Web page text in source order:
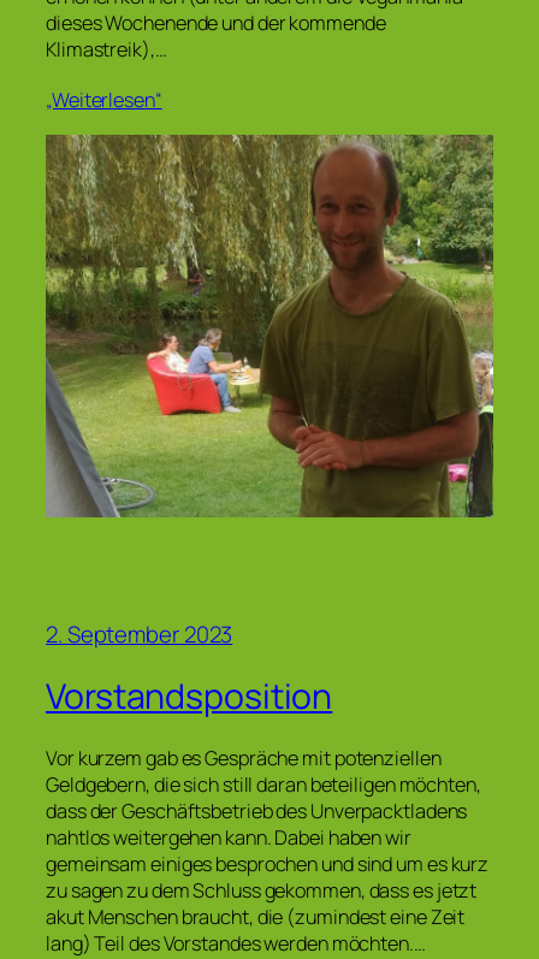
dieses Wochenende und der kommende
Klimastreik),…
„Weiterlesen“
2. September 2023
Vorstandsposition
Vor kurzem gab es Gespräche mit potenziellen
Geldgebern, die sich still daran beteiligen möchten,
dass der Geschäftsbetrieb des Unverpacktladens
nahtlos weitergehen kann. Dabei haben wir
gemeinsam einiges besprochen und sind um es kurz
zu sagen zu dem Schluss gekommen, dass es jetzt
akut Menschen braucht, die (zumindest eine Zeit
lang) Teil des Vorstandes werden möchten.…